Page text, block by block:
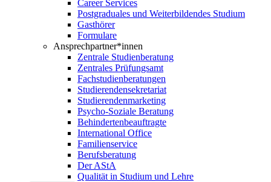
Career Services
Postgraduales und Weiterbildendes Studium
Gasthörer
Formulare
Ansprechpartner*innen
Zentrale Studienberatung
Zentrales Prüfungsamt
Fachstudienberatungen
Studierendensekretariat
Studierendenmarketing
Psycho-Soziale Beratung
Behindertenbeauftragte
International Office
Familienservice
Berufsberatung
Der AStA
Qualität in Studium und Lehre